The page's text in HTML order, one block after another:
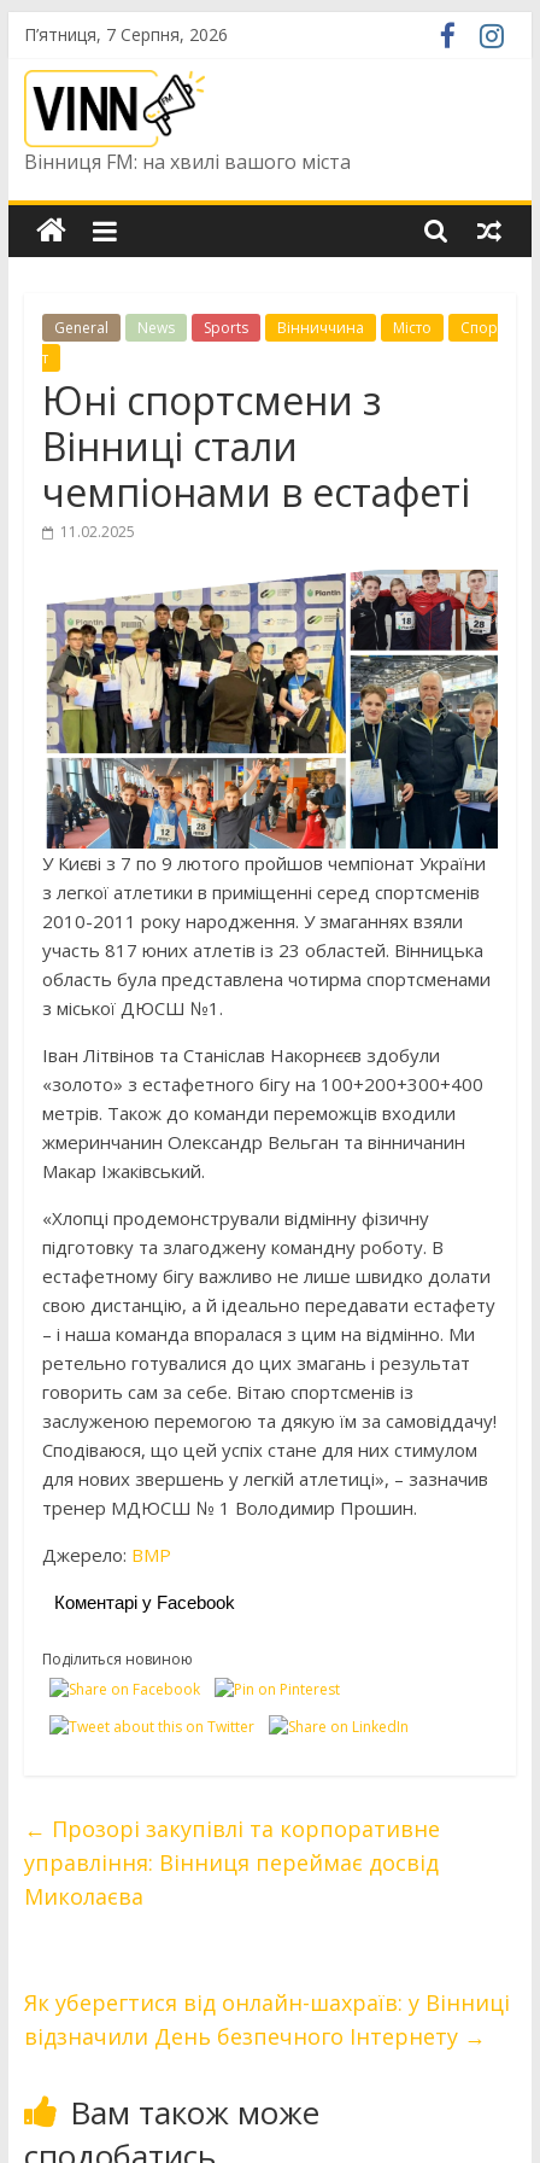
Skip
content
П’ятниця, 7 Серпня, 2026
Вінниця FM: на хвилі вашого міста
General News Sports Вінниччина Місто
Спор
т
Юні спортсмени з
Вінниці стали
чемпіонами в естафеті
11.02.2025
У Києві з 7 по 9 лютого пройшов чемпіонат України
з легкої атлетики в приміщенні серед спортсменів
2010-2011 року народження. У змаганнях взяли
участь 817 юних атлетів із 23 областей. Вінницька
область була представлена чотирма спортсменами
з міської ДЮСШ №1.
Іван Літвінов та Станіслав Накорнєєв здобули
«золото» з естафетного бігу на 100+200+300+400
метрів. Також до команди переможців входили
жмеринчанин Олександр Вельган та вінничанин
Макар Іжаківський.
«Хлопці продемонстрували відмінну фізичну
підготовку та злагоджену командну роботу. В
естафетному бігу важливо не лише швидко долати
свою дистанцію, а й ідеально передавати естафету
– і наша команда впоралася з цим на відмінно. Ми
ретельно готувалися до цих змагань і результат
говорить сам за себе. Вітаю спортсменів із
заслуженою перемогою та дякую їм за самовіддачу!
Сподіваюся, що цей успіх стане для них стимулом
для нових звершень у легкій атлетиці», – зазначив
тренер МДЮСШ № 1 Володимир Прошин.
Джерело: ВМР
Коментарі у Facebook
Поділиться новиною
← Прозорі закупівлі та корпоративне
управління: Вінниця переймає досвід
Миколаєва
Як уберегтися від онлайн-шахраїв: у Вінниці
відзначили День безпечного Інтернету →
Вам також може